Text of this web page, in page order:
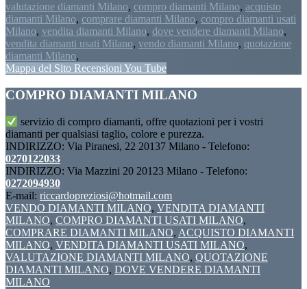
valutazione diamanti Milano, compro diamanti Milano, acquisto
diamanti Milano, comprare diamanti Milano, compro diamanti usati
Milano, vendita diamanti Milano, dove vendere diamanti Milano,
vendita diamanti usati Milano, vendo diamanti Milano, quotazione
diamanti Milano,
Mappa del Sito RecensioniYou Tube
Footer
COMPRO DIAMANTI MILANO
servizio di compro diamanti, offre quotazioni per i vostri
diamanti per qualsiasi taglio, colore e purezza.
INDIRIZZO: Via Piranesi, 22 20137 Milano - Telefono:
0270122033
INDIRIZZO: Via Mazzini 20 20123 Milano - Telefono:
0272094930
E-mail: riccardopreziosi@hotmail.com
VENDO DIAMANTI MILANO, VENDITA DIAMANTI
MILANO, COMPRO DIAMANTI USATI MILANO,
COMPRARE DIAMANTI MILANO, ACQUISTO DIAMANTI
MILANO, VENDITA DIAMANTI USATI MILANO,
VALUTAZIONE DIAMANTI MILANO, QUOTAZIONE
DIAMANTI MILANO, DOVE VENDERE DIAMANTI
MILANO